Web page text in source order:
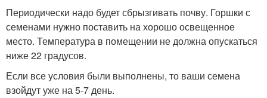
Периодически надо будет сбрызгивать почву. Горшки с
семенами нужно поставить на хорошо освещенное
место. Температура в помещении не должна опускаться
ниже 22 градусов.
Если все условия были выполнены, то ваши семена
взойдут уже на 5-7 день.